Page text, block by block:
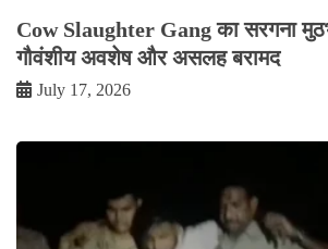
Cow Slaughter Gang का सरगना
गौवंशीय अवशेष और असलह बरामद
July 17, 2026